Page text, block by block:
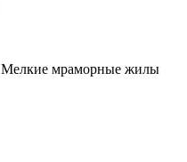
Мелкие мраморные жилы